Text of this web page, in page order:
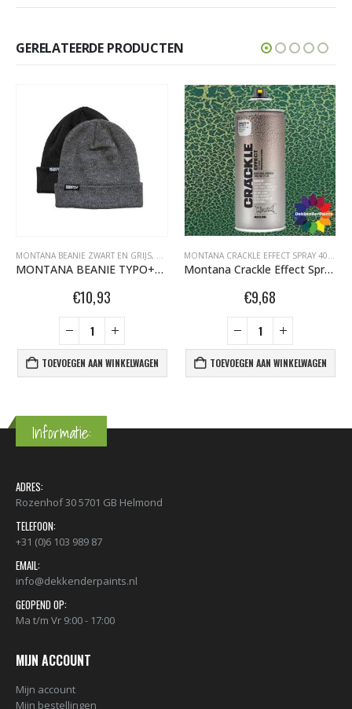
GERELATEERDE PRODUCTEN
TECHNISCHE SPRAY,MONTANA VINTAGE EFFECT SPRAY 400ML
SPUITBUSSEN ,MONTANA MARBLE EFFECT SPRAY 400ML
MONTANA BEANIE ZWART EN GRIJS, MONTANA GRAFFITI SPUITBUSSEN, OVERIG
MONTANA BEANIE TYPO+LOGO CHARCOAL 457326
€10,93
TOEVOEGEN AAN WINKELWAGEN
Montana Crackle Effect Spray EC 6000 Platina Green RAL 6000 400 ml 418457
€9,68
TOEVOEGEN AAN WINKELWAGEN
Informatie:
ADRES:
Rozenhof 30 5701 GB Helmond
TELEFOON:
+31 (0)6 103 989 87
EMAIL:
info@dekkenderpaints.nl
GEOPEND OP:
Ma t/m Vr 9:00 - 17:00
MIJN ACCOUNT
Mijn account
Mijn bestellingen